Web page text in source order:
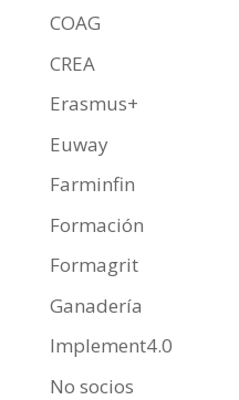
COAG
CREA
Erasmus+
Euway
Farminfin
Formación
Formagrit
Ganadería
Implement4.0
No socios